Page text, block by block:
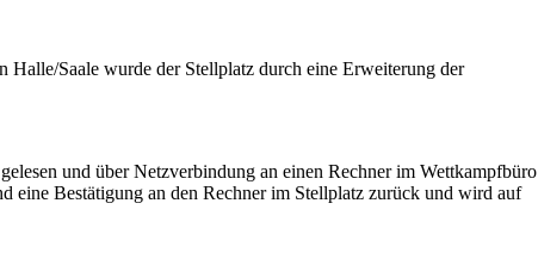
Saale wurde der Stellplatz durch eine Erweiterung der
und über Netzverbindung an einen Rechner im Wettkampfbüro
eine Bestätigung an den Rechner im Stellplatz zurück und wird auf